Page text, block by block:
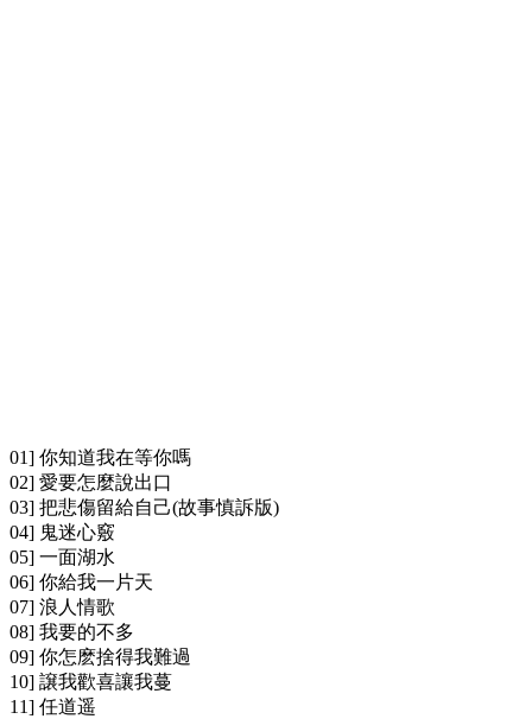
01] 你知道我在等你嗎
02] 愛要怎麼說出口
03] 把悲傷留給自己(故事慎訴版)
04] 鬼迷心竅
05] 一面湖水
06] 你給我一片天
07] 浪人情歌
08] 我要的不多
09] 你怎麽捨得我難過
10] 譲我歡喜讓我蔓
11] 任道遥